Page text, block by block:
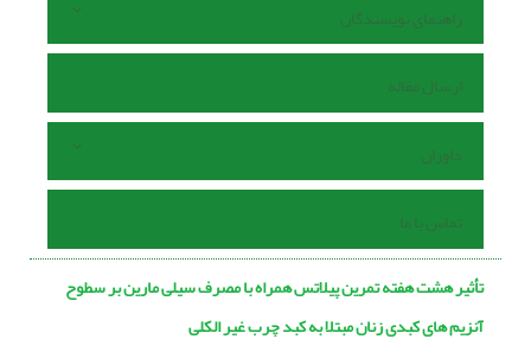
راهنمای نویسندگان
ارسال مقاله
داوران
تماس با ما
تأثیر هشت هفته تمرین پیلاتس همراه با مصرف سیلی مارین بر سطوح
آنزیم های کبدی زنان مبتلا به کبد چرب غیر الکلی